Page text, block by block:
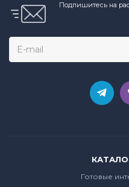
Подпишитесь на
Готовые